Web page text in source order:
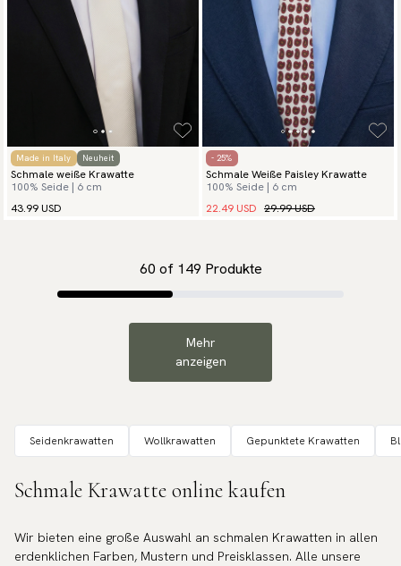
Made in Italy Neuheit
Schmale weiße Krawatte
100% Seide | 6 cm
43.99 USD
- 25%
Schmale Weiße Paisley Krawatte
100% Seide | 6 cm
22.49 USD 29.99 USD
60 of 149 Produkte
Mehr
anzeigen
Seidenkrawatten Wollkrawatten Gepunktete Krawatten
Schmale Krawatte online kaufen
Wir bieten eine große Auswahl an schmalen Krawatten in allen
erdenklichen Farben, Mustern und Preisklassen. Alle unsere